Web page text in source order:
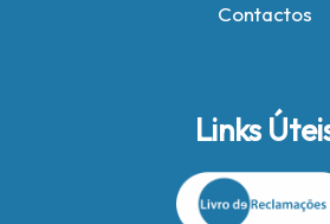
Contactos
Links